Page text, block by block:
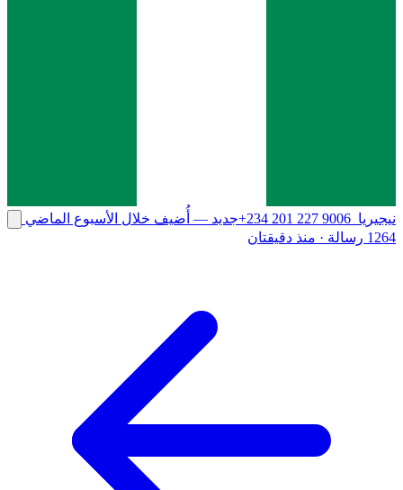
نيجيريا +234 201 227 9006جديد — أُضيف خلال الأسبوع الماضي
1264 رسالة
· منذ دقيقتان